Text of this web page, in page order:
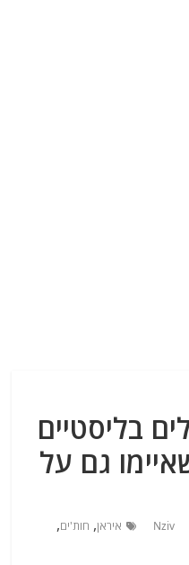
בליסטיים
גם על
Nziv איראן, חות'ים,